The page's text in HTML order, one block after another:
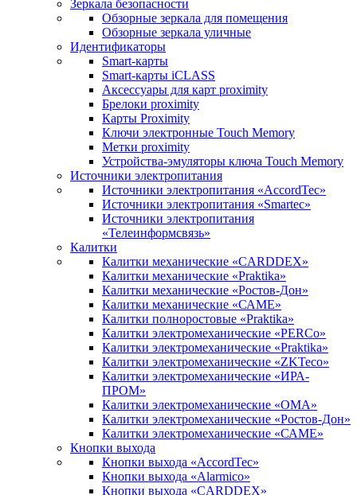
Зеркала безопасности
Обзорные зеркала для помещения
Обзорные зеркала уличные
Идентификаторы
Smart-карты
Smart-карты iCLASS
Аксессуары для карт proximitу
Брелоки proximity
Карты Proximity
Ключи электронные Touch Memory
Метки proximity
Устройства-эмуляторы ключа Touch Memory
Источники электропитания
Источники электропитания «AccordTec»
Источники электропитания «Smartec»
Источники электропитания
«Телеинформсвязь»
Калитки
Калитки механические «CARDDEX»
Калитки механические «Praktika»
Калитки механические «Ростов-Дон»
Калитки механические «САМЕ»
Калитки полноростовые «Praktika»
Калитки электромеханические «PERCo»
Калитки электромеханические «Praktika»
Калитки электромеханические «ZKTeco»
Калитки электромеханические «ИРА-
ПРОМ»
Калитки электромеханические «ОМА»
Калитки электромеханические «Ростов-Дон»
Калитки электромеханические «САМЕ»
Кнопки выхода
Кнопки выхода «AccordTec»
Кнопки выхода «Alarmico»
Кнопки выхода «CARDDEX»